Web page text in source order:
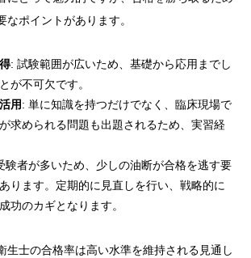
なポイントがあります。
: 試験範囲が広いため、基礎から応用までし
が不可欠です。
用: 単に知識を持つだけでなく、臨床現場で
求められる問題も出題されるため、実習経
験者が多いため、少しの油断が合格を逃す要
ります。定期的に見直しを行い、戦略的に
功のカギとなります。
生士の合格率は高い水準を維持される見通し